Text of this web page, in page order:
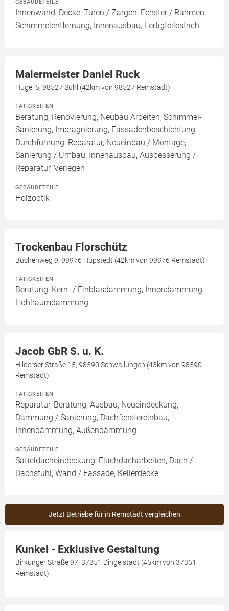
GEBÄUDETEILE
Innenwand, Decke, Türen / Zargen, Fenster / Rahmen,
Schimmelentfernung, Innenausbau, Fertigteilestrich
Malermeister Daniel Ruck
Hügel 5, 98527 Suhl (42km von 98527 Remstädt)
TÄTIGKEITEN
Beratung, Renovierung, Neubau Arbeiten, Schimmel-
Sanierung, Imprägnierung, Fassadenbeschichtung,
Durchführung, Reparatur, Neueinbau / Montage,
Sanierung / Umbau, Innenausbau, Ausbesserung /
Reparatur, Verlegen
GEBÄUDETEILE
Holzoptik
Trockenbau Florschütz
Buchenweg 9, 99976 Hüpstedt (42km von 99976 Remstädt)
TÄTIGKEITEN
Beratung, Kern- / Einblasdämmung, Innendämmung,
Hohlraumdämmung
Jacob GbR S. u. K.
Hilderser Straße 15, 98590 Schwallungen (43km von 98590
Remstädt)
TÄTIGKEITEN
Reparatur, Beratung, Ausbau, Neueindeckung,
Dämmung / Sanierung, Dachfenstereinbau,
Innendämmung, Außendämmung
GEBÄUDETEILE
Satteldacheindeckung, Flachdacharbeiten, Dach /
Dachstuhl, Wand / Fassade, Kellerdecke
Jetzt Betriebe für in Remstädt vergleichen
Kunkel - Exklusive Gestaltung
Birkunger Straße 97, 37351 Dingelstädt (45km von 37351
Remstädt)